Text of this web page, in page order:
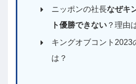
ニッポンの社長なぜキ
ト優勝できない？理由
キングオブコント2023
は？